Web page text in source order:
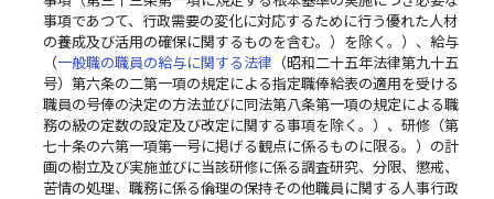
事項であつて、行政需要の変化に対応するために行う優れた人材
の養成及び活用の確保に関するものを含む。）を除く。）、給与
（一般職の職員の給与に関する法律 （昭和二十五年法律第九十五
号）第六条の二第一項の規定による指定職俸給表の適用を受ける
職員の号俸の決定の方法並びに同法第八条第一項の規定による職
務の級の定数の設定及び改定に関する事項を除く。）、研修（第
七十条の六第一項第一号に掲げる観点に係るものに限る。）の計
画の樹立及び実施並びに当該研修に係る調査研究、分限、懲戒、
苦情の処理、職務に係る倫理の保持その他職員に関する人事行政